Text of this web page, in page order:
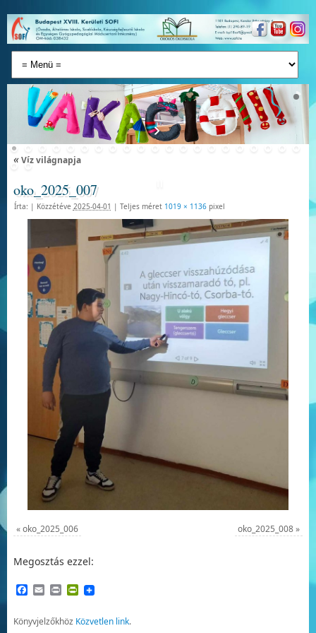
«Víz világnapja
oko_2025_007
Írta: | Közzétéve 2025-04-01 | Teljes méret 1019 × 1136pixel
«oko_2025_006 oko_2025_008»
Megosztás ezzel:
Facebook
EmailPrintPrintFriendly
Könyvjelzőkhöz Közvetlen link.